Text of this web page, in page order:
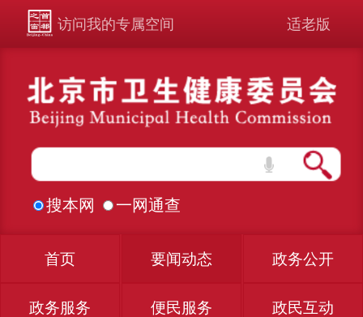
访问我的专属空间 适老版
搜本网 一网通查
首页 要闻动态 政务公开
政务服务 便民服务 政民互动